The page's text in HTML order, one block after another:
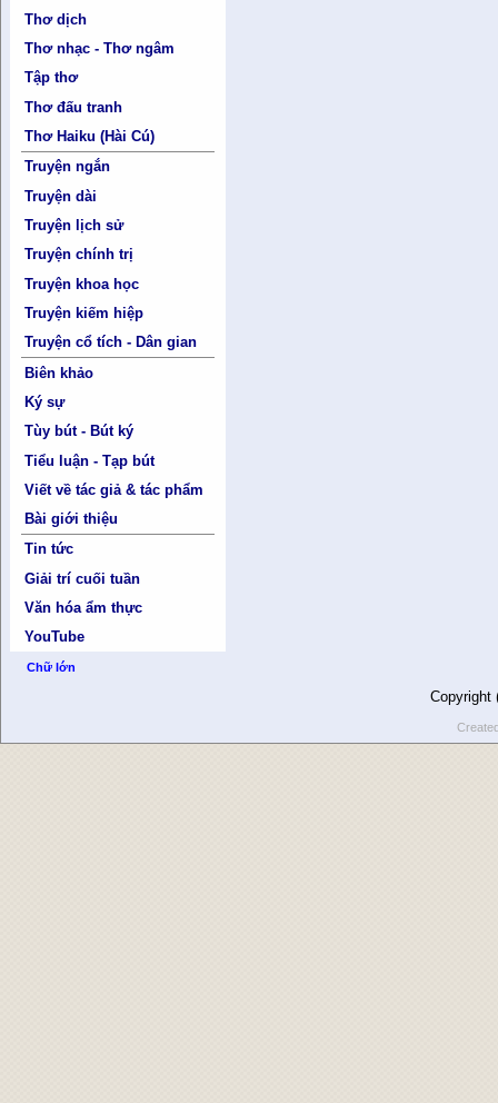
Thơ dịch
Thơ nhạc - Thơ ngâm
Tập thơ
Thơ đấu tranh
Thơ Haiku (Hài Cú)
Truyện ngắn
Truyện dài
Truyện lịch sử
Truyện chính trị
Truyện khoa học
Truyện kiếm hiệp
Truyện cổ tích - Dân gian
Biên khảo
Ký sự
Tùy bút - Bút ký
Tiểu luận - Tạp bút
Viết về tác giả & tác phẩm
Bài giới thiệu
Tin tức
Giải trí cuối tuần
Văn hóa ẩm thực
YouTube
Chữ lớn
Copyright